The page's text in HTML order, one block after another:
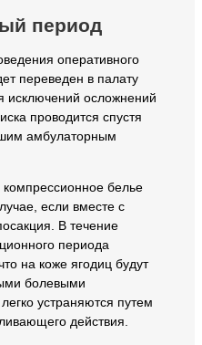
период
оперативного
переведен в палату
исключений осложнений
проводится спустя
амбулаторным
белье
если вместе с
В течение
периода
на коже ягодиц будут
болевыми
устраняются путем
действия.